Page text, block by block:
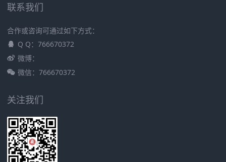
联系我们
合作或咨询可通过如下方式：
Q Q：766670372
微博：
微信：766670372
关注我们